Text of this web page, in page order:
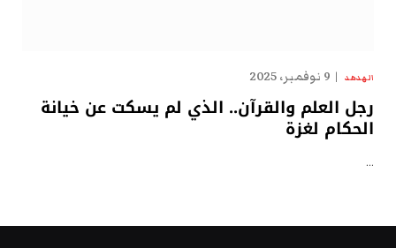
الهدهد 9 نوفمبر، 2025
رجل العلم والقرآن.. الذي لم يسكت عن خيانة
الحكام لغزة
…